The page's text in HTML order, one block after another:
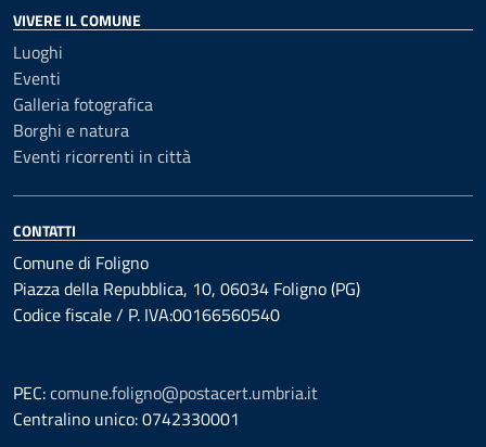
VIVERE IL COMUNE
Luoghi
Eventi
Galleria fotografica
Borghi e natura
Eventi ricorrenti in città
CONTATTI
Comune di Foligno
Piazza della Repubblica, 10, 06034 Foligno (PG)
Codice fiscale / P. IVA:00166560540
PEC:comune.foligno@postacert.umbria.it
Centralino unico: 0742330001